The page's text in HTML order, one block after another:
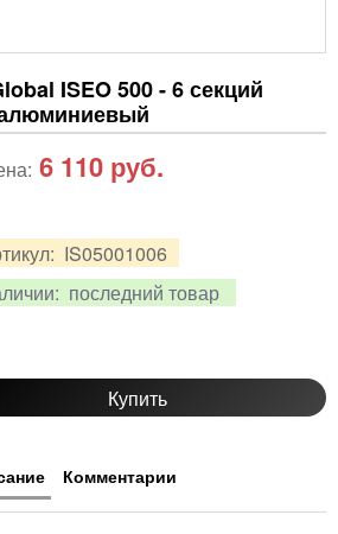
ISEO 500 - 6 секций
IS05001006
последний товар
6 110 руб.
Купить
Комментарии